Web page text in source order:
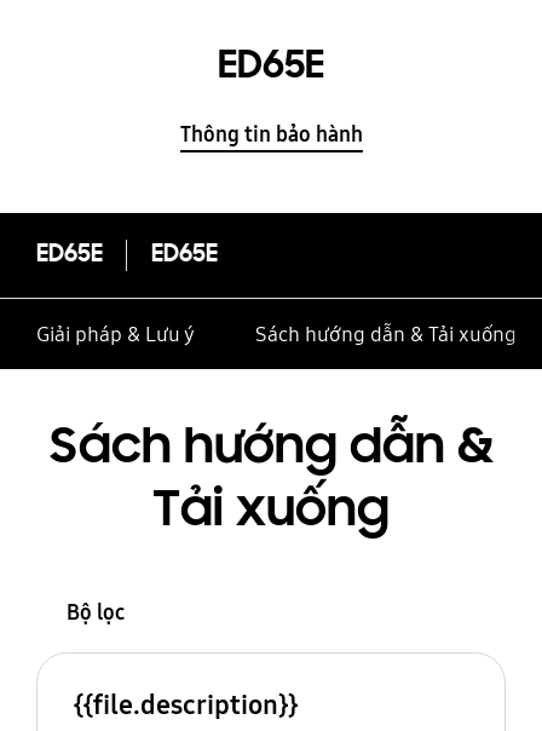
ED65E
Thông tin bảo hành
ED65E ED65E
Giải pháp & Lưu ý Sách hướng dẫn & Tải xuống
Sách hướng dẫn &
Tải xuống
Bộ lọc
{{file.description}}